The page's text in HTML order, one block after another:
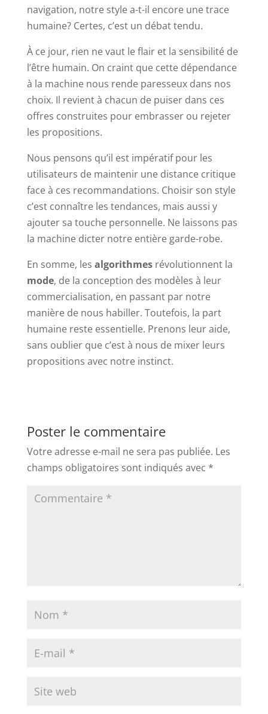
navigation, notre style a-t-il encore une trace
humaine? Certes, c’est un débat tendu.
À ce jour, rien ne vaut le flair et la sensibilité de
l’être humain. On craint que cette dépendance
à la machine nous rende paresseux dans nos
choix. Il revient à chacun de puiser dans ces
offres construites pour embrasser ou rejeter
les propositions.
Nous pensons qu’il est impératif pour les
utilisateurs de maintenir une distance critique
face à ces recommandations. Choisir son style
c’est connaître les tendances, mais aussi y
ajouter sa touche personnelle. Ne laissons pas
la machine dicter notre entière garde-robe.
En somme, les algorithmesrévolutionnent la
mode, de la conception des modèles à leur
commercialisation, en passant par notre
manière de nous habiller. Toutefois, la part
humaine reste essentielle. Prenons leur aide,
sans oublier que c’est à nous de mixer leurs
propositions avec notre instinct.
Poster le commentaire
Votre adresse e-mail ne sera pas publiée. Les
champs obligatoires sont indiqués avec *